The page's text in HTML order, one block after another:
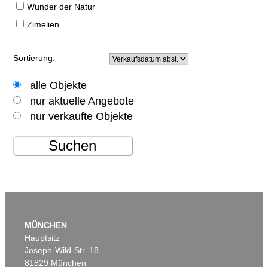
Wunder der Natur
Zimelien
Sortierung:
alle Objekte
nur aktuelle Angebote
nur verkaufte Objekte
Suchen
MÜNCHEN
Hauptsitz
Joseph-Wild-Str. 18
81829 München